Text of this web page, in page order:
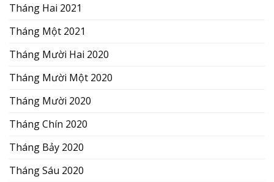
Tháng Hai 2021
Tháng Một 2021
Tháng Mười Hai 2020
Tháng Mười Một 2020
Tháng Mười 2020
Tháng Chín 2020
Tháng Bảy 2020
Tháng Sáu 2020